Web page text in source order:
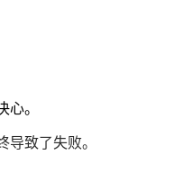
。
致了失败。